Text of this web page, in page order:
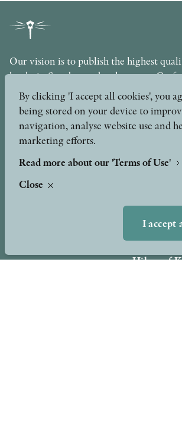
Our vision is to publish the highest
books in Sweden under the motto
Scholarship and Quality. The publishing
of the Axel and Margaret Ax:son
Public Benefit.
info@stolpepublishing.se
Other
Hilma af
By clicking 'I accept all cookies', you
being stored on your device to
navigation, analyse website use and
marketing efforts.
Read more about our 'Terms of Use'
Close
I accept